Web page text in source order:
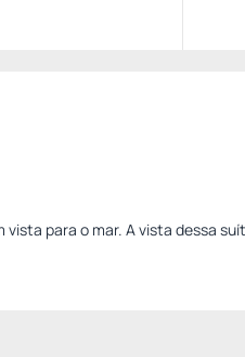
para o mar. A vista dessa